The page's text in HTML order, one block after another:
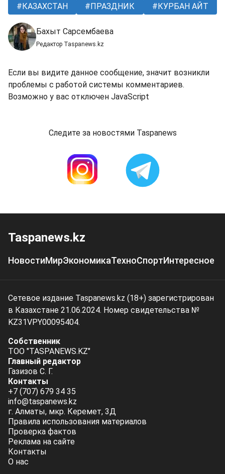
КАЗАХСТАН ПРАЗДНИК КУРБАН АЙТ
Бахыт Сарсембаева
Редактор Taspanews.kz
Если вы видите данное сообщение, значит возникли
проблемы с работой системы комментариев.
Возможно у вас отключен JavaScript
Следите за новостями Taspanews
Taspanews.kz
НовостиМирЭкономикаТехноСпортИнтересное
Сетевое издание Taspanews.kz (18+) зарегистрирован
в Казахстане 21.06.2024. Номер свидетельства №
KZ31VPY00095404.
Собственник
ТОО "TASPANEWS.KZ"
Главный редактор
Газизов С. Г.
Контакты
+7 (707) 679 34 35
info@taspanews.kz
г. Алматы, мкр. Керемет, 3Д
Правила использования материалов
Проверка фактов
Реклама на сайте
Контакты
О нас